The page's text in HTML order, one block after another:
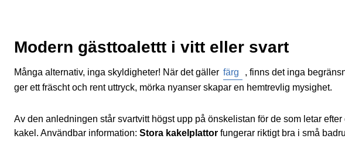
Modern gästtoalettt i vitt eller svart
Många alternativ, inga skyldigheter! När det gäller färg
, finns det inga
ger ett fräscht och rent uttryck, mörka nyanser skapar en hemtrevlig mysighet.
Av den anledningen står svartvitt högst upp på önskelistan för de som letar
kakel. Användbar information: Stora kakelplattor fungerar riktigt bra i små